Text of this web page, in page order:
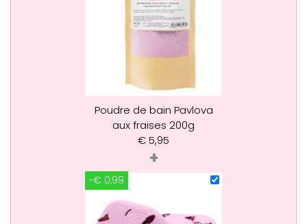
Poudre de bain Pavlova
aux fraises 200g
€5,95
+
-€ 0,99